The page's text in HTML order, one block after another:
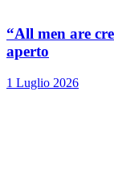
“All men are
aperto
1 Luglio 2026